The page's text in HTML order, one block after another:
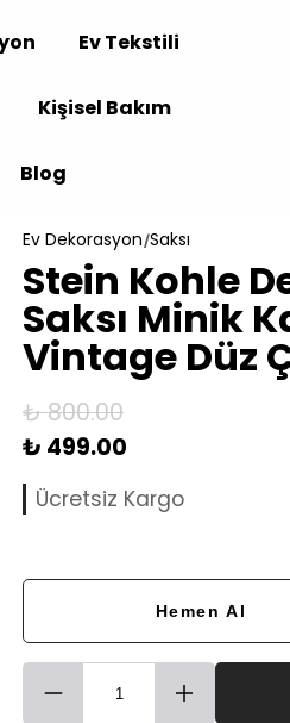
Ev Tekstili
Kişisel Bakım
Blog
Ev Dekorasyon Saksı
Stein Kohle
Saksı Minik
Vintage Düz
₺ 800.00
₺ 499.00
Ücretsiz Kargo
Hemen Al